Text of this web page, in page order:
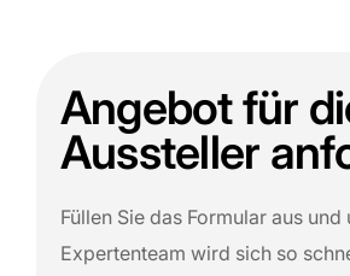
Angebot für
Aussteller
Füllen Sie das Formular aus und
Expertenteam wird sich so